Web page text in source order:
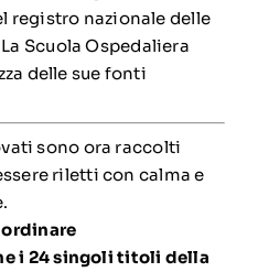
registro nazionale delle
Scuola Ospedaliera
delle sue fonti
sono ora raccolti
riletti con calma e
ordinare
i 24 singoli titoli della